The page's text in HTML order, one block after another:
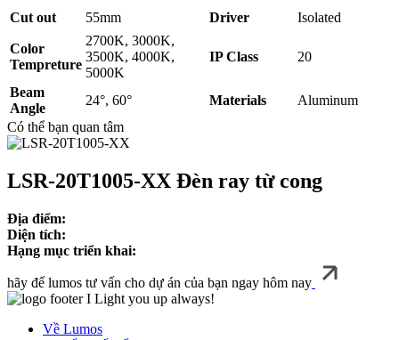
Cut out
55mm Driver Isolated
Color
Tempreture
2700K, 3000K,
3500K, 4000K,
5000K
IP Class 20
Beam
Angle
24°, 60° Materials
Aluminum
Có thể bạn quan tâm
LSR-20T1005-XX Đèn ray từ cong
Địa điểm:
Diện tích:
Hạng mục triển khai:
hãy để lumos tư vấn cho dự án của bạn ngay hôm nay
I Light you up always!
Về Lumos